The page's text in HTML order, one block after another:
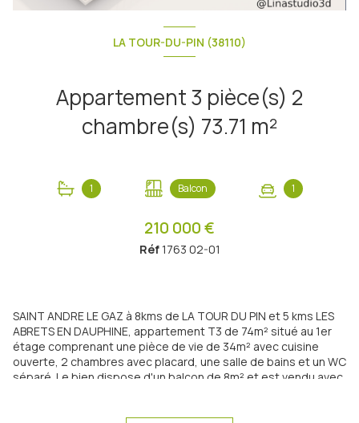
LA TOUR-DU-PIN (38110)
Appartement 3 pièce(s) 2
chambre(s) 73.71 m²
1 Balcon 1
210 000 €
Réf1763 02-01
SAINT ANDRE LE GAZ à 8kms de LA TOUR DU PIN et 5 kms LES
ABRETS EN DAUPHINE, appartement T3 de 74m² situé au 1er
étage comprenant une pièce de vie de 34m² avec cuisine
ouverte, 2 chambres avec placard, une salle de bains et un WC
séparé. Le bien dispose d'un balcon de 8m² et est vendu avec